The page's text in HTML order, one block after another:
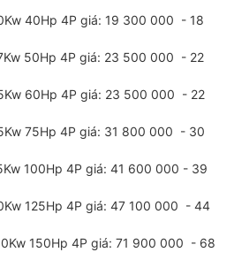
40Hp 4P giá: 19 300 000 - 18
50Hp 4P giá: 23 500 000 - 22
60Hp 4P giá: 23 500 000 - 22
75Hp 4P giá: 31 800 000 - 30
100Hp 4P giá: 41 600 000 - 39
125Hp 4P giá: 47 100 000 - 44
150Hp 4P giá: 71 900 000 - 68